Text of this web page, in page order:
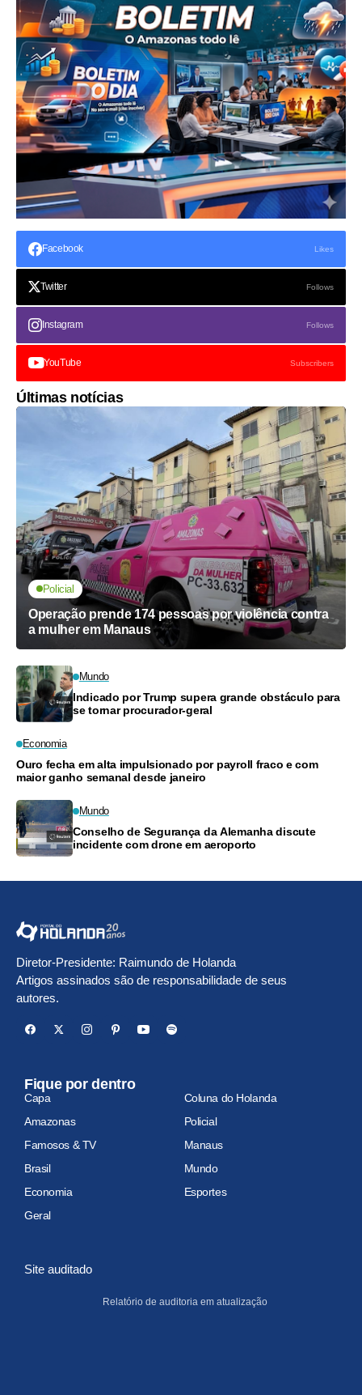
Facebook Likes
Twitter Follows
Instagram Follows
YouTube Subscribers
Últimas notícias
Policial
Operação prende 174 pessoas por violência contra
a mulher em Manaus
Mundo
Indicado por Trump supera grande obstáculo para
se tornar procurador-geral
Economia
Ouro fecha em alta impulsionado por payroll fraco e com
maior ganho semanal desde janeiro
Mundo
Conselho de Segurança da Alemanha discute
incidente com drone em aeroporto
Diretor-Presidente: Raimundo de Holanda
Artigos assinados são de responsabilidade de seus
autores.
Fique por dentro
Capa
Coluna do Holanda
Amazonas
Policial
Famosos & TV
Manaus
Brasil
Mundo
Economia
Esportes
Geral
Site auditado
Relatório de auditoria em atualização